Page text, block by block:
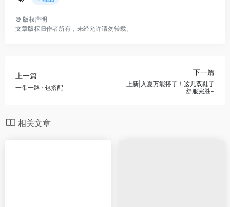
© 版权声明
文章版权归作者所有，未经允许请勿转载。
上一篇
一带一路 · 包搭配
下一篇
上新|入夏万能搭子！这几双鞋子
舒服完胜~
相关文章